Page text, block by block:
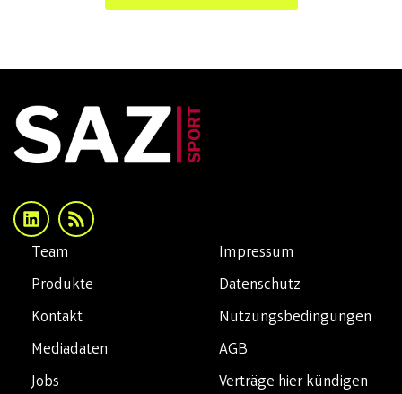
Impressum
Datenschutz
Nutzungsbedingungen
AGB
Verträge hier kündigen
Team
Produkte
Kontakt
Mediadaten
Jobs